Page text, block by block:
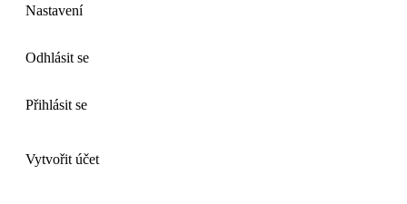
Nastavení
Odhlásit se
Přihlásit se
Vytvořit účet